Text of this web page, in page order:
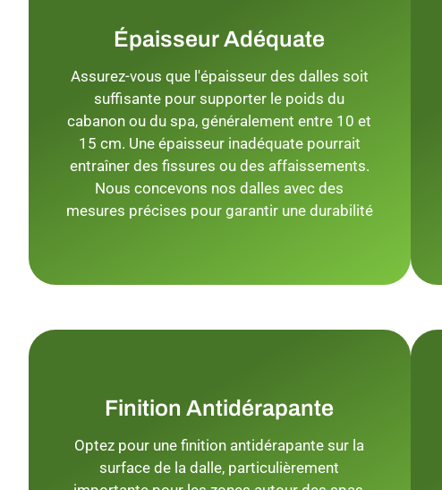
Épaisseur Adéquate
Assurez-vous que l'épaisseur des dalles soit
suffisante pour supporter le poids du
cabanon ou du spa, généralement entre 10 et
15 cm. Une épaisseur inadéquate pourrait
entraîner des fissures ou des affaissements.
Nous concevons nos dalles avec des
mesures précises pour garantir une durabilité
Finition Antidérapante
Optez pour une finition antidérapante sur la
surface de la dalle, particulièrement